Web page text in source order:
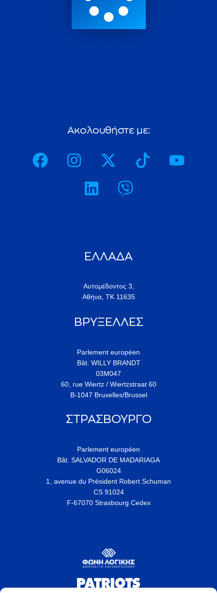
ΕΛΛΑΔΑ
Αυτομέδοντος 3,
Αθήνα, ΤΚ 11635
ΒΡΥΞΕΛΛΕΣ
Parlement européen
Bât. WILLY BRANDT
03M047
60, rue Wiertz / Wiertzstraat 60
B-1047 Bruxelles/Brussel
ΣΤΡΑΣΒΟΥΡΓΟ
Parlement européen
Bât. SALVADOR DE MADARIAGA
G06024
1, avenue du Président Robert Schuman
CS 91024
F-67070 Strasbourg Cedex